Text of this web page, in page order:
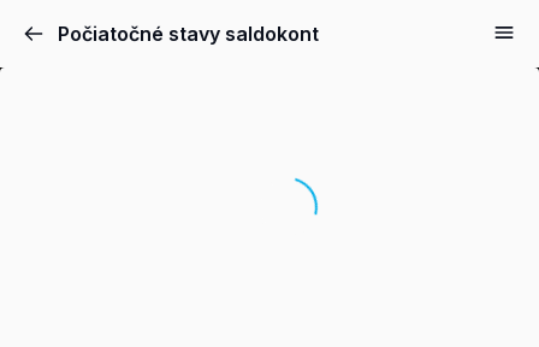
Počiatočné stavy saldokont